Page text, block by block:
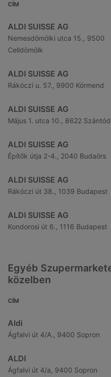
CÍM
ALDI SUISSE AG
Nemesdömölki utca 15., 9500
Celldömölk
ALDI SUISSE AG
Rákóczi u. 57., 9900 Körmend
ALDI SUISSE AG
Május 1. utca 10., 8622 Szántód
ALDI SUISSE AG
Építők útja 2-4., 2040 Budaörs
ALDI SUISSE AG
Rákóczi út 38., 1039 Budapest
ALDI SUISSE AG
Kondorosi út 6., 1116 Budapest
Egyéb
közelben
CÍM
Aldi
Ágfalvi út 4/A., 9400 Sopron
ALDI
Ágfalvi út 4/a, 9400 Sopron